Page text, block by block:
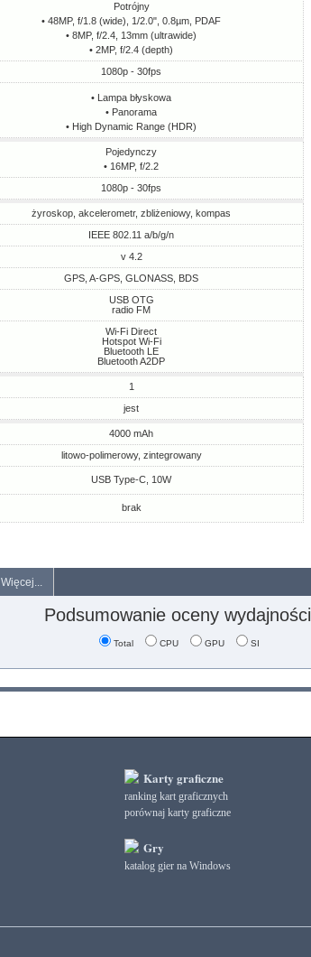
Potrójny
• 48MP, f/1.8 (wide), 1/2.0", 0.8µm, PDAF
• 8MP, f/2.4, 13mm (ultrawide)
• 2MP, f/2.4 (depth)
1080p - 30fps
• Lampa błyskowa
• Panorama
• High Dynamic Range (HDR)
Pojedynczy
• 16MP, f/2.2
1080p - 30fps
żyroskop, akcelerometr, zbliżeniowy, kompas
IEEE 802.11 a/b/g/n
v 4.2
GPS, A-GPS, GLONASS, BDS
USB OTG
radio FM
Wi-Fi Direct
Hotspot Wi-Fi
Bluetooth LE
Bluetooth A2DP
1
jest
4000 mAh
litowo-polimerowy, zintegrowany
USB Type-C, 10W
brak
Więcej...
Podsumowanie oceny wydajności
Total CPU GPU SI
Karty graficzne
ranking kart graficznych
porównaj karty graficzne
Gry
katalog gier na Windows